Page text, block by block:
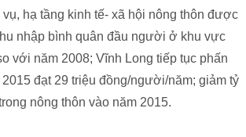
hạ tầng kinh tế- xã hội nông thôn được
nhập bình quân đầu người ở khu vực
với năm 2008; Vĩnh Long tiếp tục phấn
đạt 29 triệu đồng/người/năm; giảm tỷ
nông thôn vào năm 2015.